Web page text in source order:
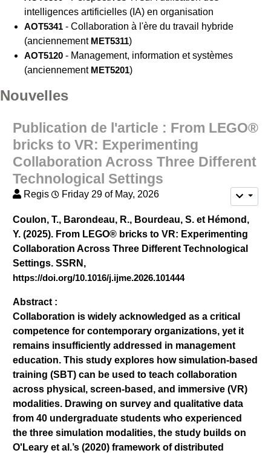
intelligences artificielles (IA) en organisation
AOT5341 - Collaboration à l'ère du travail hybride
(anciennement MET5311)
AOT5120 - Management, information et systèmes
(anciennement MET5201)
Nouvelles
Publication de l'article : From LEGO®
bricks to VR: Experimenting
Collaboration Across Three Different
Technological Settings
Regis Friday 29 of May, 2026
Coulon, T., Barondeau, R., Bourdeau, S. et Hémond,
Y. (2025). From LEGO® bricks to VR: Experimenting
Collaboration Across Three Different Technological
Settings. SSRN,
https://doi.org/10.1016/j.ijme.2026.101444
Abstract :
Collaboration is widely acknowledged as a critical
competence for contemporary organizations, yet it
remains insufficiently addressed in management
education. This study explores how simulation-based
training (SBT) can be used to teach collaboration
across physical, screen-based, and immersive (VR)
modalities. Drawing on survey and qualitative data
from 40 undergraduate students who experienced
the three simulation modalities, the study builds on
O'Leary et al.’s (2020) framework of distributed